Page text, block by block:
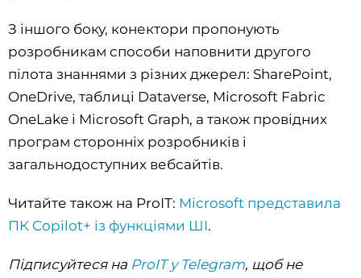
З іншого боку, конектори пропонують
розробникам способи наповнити другого
пілота знаннями з різних джерел: SharePoint,
OneDrive, таблиці Dataverse, Microsoft Fabric
OneLake і Microsoft Graph, а також провідних
програм сторонніх розробників і
загальнодоступних вебсайтів.
Читайте також на ProIT: Microsoft представила
ПК Copilot+ із функціями ШІ.
Підписуйтеся на ProIT у Telegram, щоб не